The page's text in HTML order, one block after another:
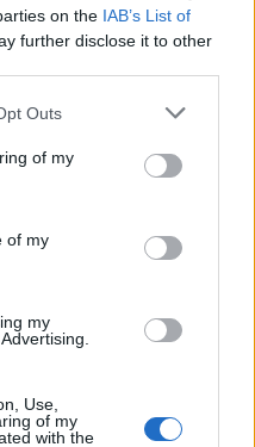
on the IAB’s List of
further disclose it to other
uses one or more Google
You may click to
its third-party tags to
purposes in below Google
Outs
of my
of my
my
Use,
of my
with the